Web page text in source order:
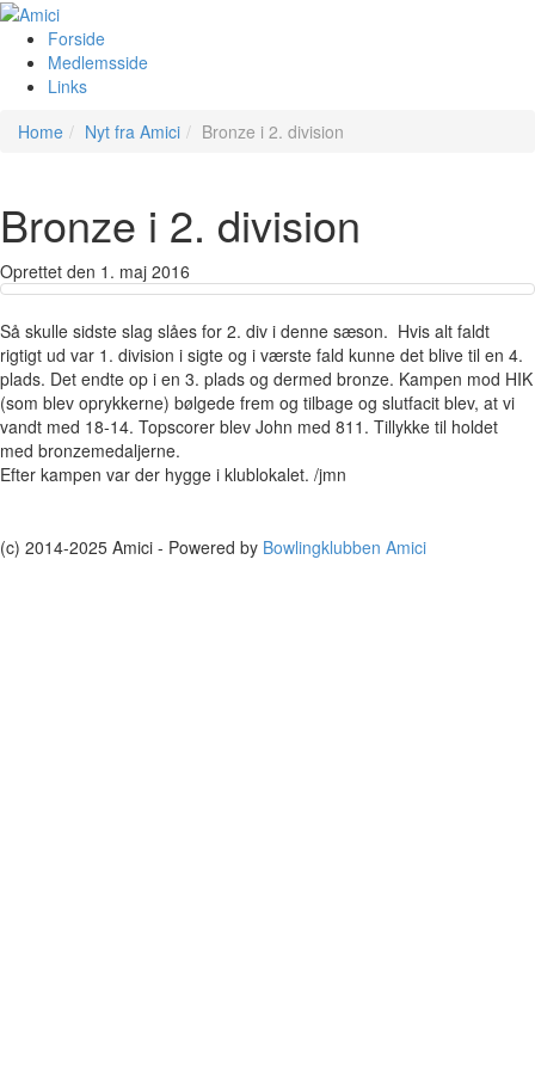
Forside
Medlemsside
Links
Home
Nyt fra Amici Bronze i 2. division
Bronze i 2. division
Oprettet den 1. maj 2016
Så skulle sidste slag slåes for 2. div i denne sæson. Hvis alt faldt
rigtigt ud var 1. division i sigte og i værste fald kunne det blive til en 4.
plads. Det endte op i en 3. plads og dermed bronze. Kampen mod HIK
(som blev oprykkerne) bølgede frem og tilbage og slutfacit blev, at vi
vandt med 18-14. Topscorer blev John med 811. Tillykke til holdet
med bronzemedaljerne.
Efter kampen var der hygge i klublokalet. /jmn
(c) 2014-2025 Amici - Powered by Bowlingklubben Amici